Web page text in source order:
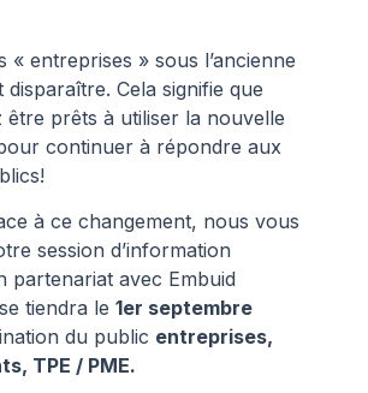
« entreprises » sous l’ancienne
Cela signifie que
être prêts à utiliser la nouvelle
continuer à répondre aux
à ce changement, nous vous
session d’information
partenariat avec Embuid
tiendra le 1er septembre
du public entreprises,
TPE / PME.